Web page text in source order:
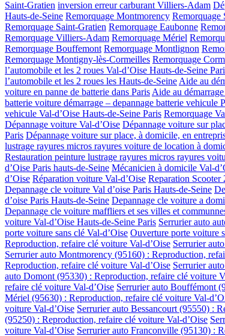
Saint-Gratien inversion erreur carburant Villiers-Adam
Hauts-de-Seine Remorquage Montmorency Remorquage
Remorquage Saint-Gratien Remorquage Eaubonne
Remorquage Villiers-Adam Remorquage Mériel
Remorquage Bouffemont Remorquage Montlignon
Remorquage Montigny-lès-Cormeilles Remorquage
l’automobile et les 2 roues Val-d’Oise Hauts-de-Seine
l’automobile et les 2 roues les Hauts-de-Seine Aide au
voiture en panne de batterie dans Paris Aide au
batterie voiture démarrage – depannage batterie vehicule
vehicule Val-d’Oise Hauts-de-Seine Paris Remorquage
Dépannage voiture Val-d’Oise Dépannage voiture sur
Paris Dépannage voiture sur place, à domicile, en
lustrage rayures micros rayures voiture de location à
Restauration peinture lustrage rayures micros rayures
d’Oise Paris hauts-de-Seine Mécanicien à domicile Val-
d’Oise Réparation voiture Val-d’Oise Reparation Scooter
Depannage cle voiture Val d’oise Paris Hauts-de-Seine
d’oise Paris Hauts-de-Seine Depannage cle voiture a
Depannage cle voiture maffliers et ses villes et
voiture Val-d’Oise Hauts-de-Seine Paris Serrurier auto
porte voiture sans clé Val-d’Oise Ouverture porte voiture
Reproduction, refaire clé voiture Val-d’Oise Serrurier
Serrurier auto Montmorency (95160) : Reproduction,
Reproduction, refaire clé voiture Val-d’Oise Serrurier
auto Domont (95330) : Reproduction, refaire clé voiture
refaire clé voiture Val-d’Oise Serrurier auto Bouffémont
Mériel (95630) : Reproduction, refaire clé voiture Val-
voiture Val-d’Oise Serrurier auto Bessancourt (95550) :
(95250) : Reproduction, refaire clé voiture Val-d’Oise
voiture Val-d’Oise Serrurier auto Franconville (95130) :